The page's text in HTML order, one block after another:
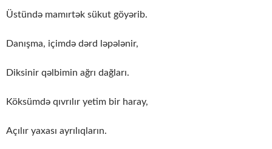
Üstündə mamırtək sükut göyərib.
Danışma, içimdə dərd ləpələnir,
Diksinir qəlbimin ağrı dağları.
Köksümdə qıvrılır yetim bir haray,
Açılır yaxası ayrılıqların.